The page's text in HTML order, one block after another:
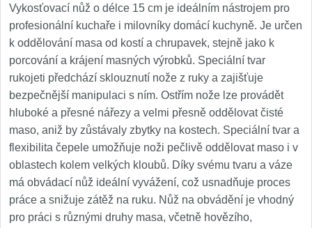
Vykosťovací nůž o délce 15 cm je ideálním nástrojem pro
profesionální kuchaře i milovníky domácí kuchyně. Je určen
k oddělování masa od kostí a chrupavek, stejně jako k
porcování a krájení masných výrobků. Speciální tvar
rukojeti předchází sklouznutí nože z ruky a zajišťuje
bezpečnější manipulaci s ním. Ostřím nože lze provádět
hluboké a přesné nářezy a velmi přesně oddělovat čisté
maso, aniž by zůstávaly zbytky na kostech. Speciální tvar a
flexibilita čepele umožňuje noži pečlivě oddělovat maso i v
oblastech kolem velkých kloubů. Díky svému tvaru a váze
má obvádací nůž ideální vyvážení, což usnadňuje proces
práce a snižuje zátěž na ruku. Nůž na obvádění je vhodný
pro práci s různými druhy masa, včetně hovězího,